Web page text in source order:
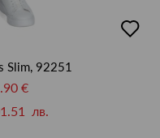
в
Slim, 92251
€
лв.